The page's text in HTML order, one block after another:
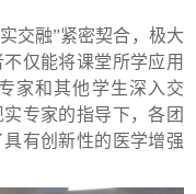
交融”紧密契合，极大
仅能将课堂所学应用
家和其他学生深入交
专家的指导下，各团
有创新性的医学增强